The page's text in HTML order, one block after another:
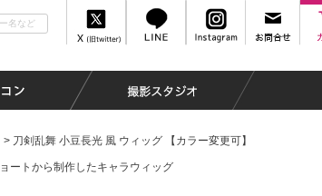
刀剣乱舞 小豆長光 風 ウィッグ 【カラー変更可】
ートから制作したキャラウィッグ